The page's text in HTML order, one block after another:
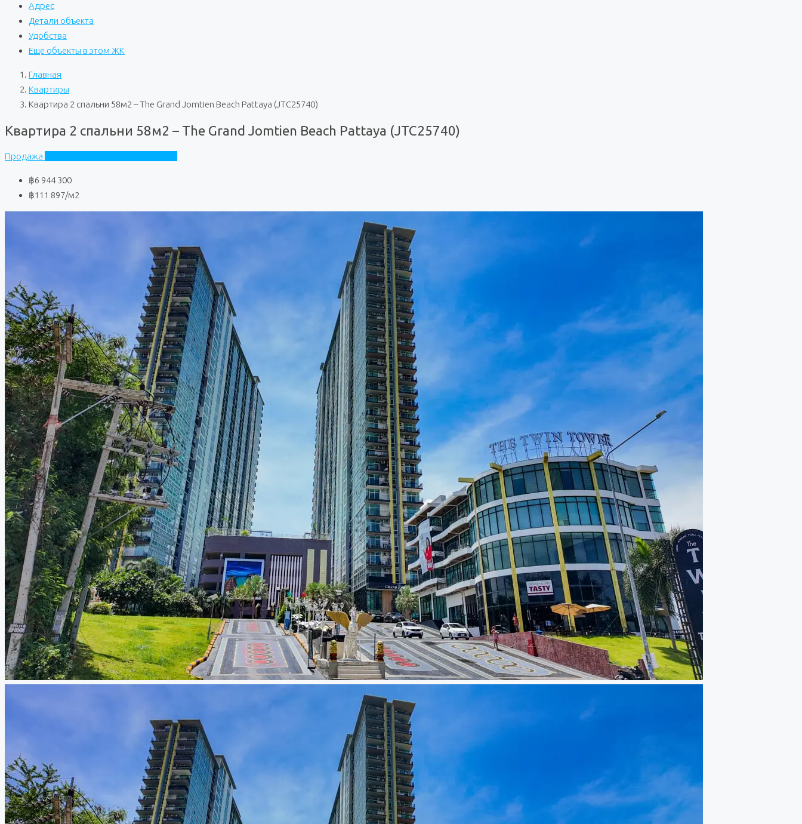
Адрес
Детали объекта
Удобства
Еще объекты в этом ЖК
Главная
Квартиры
Квартира 2 спальни 58м2 – The Grand Jomtien Beach Pattaya (JTC25740)
Квартира 2 спальни 58м2 – The Grand Jomtien Beach Pattaya (JTC25740)
Продажа
฿6 944 300
฿111 897/м2